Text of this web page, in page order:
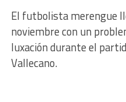
El futbolista merengue
noviembre con un
luxación durante el
Vallecano.